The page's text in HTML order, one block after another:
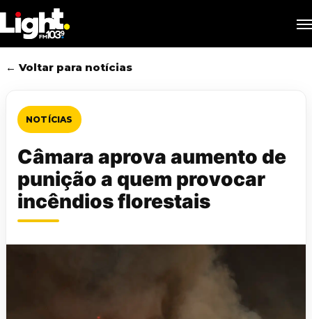
to
main
content
← Voltar para notícias
NOTÍCIAS
Câmara aprova aumento de
punição a quem provocar
incêndios florestais